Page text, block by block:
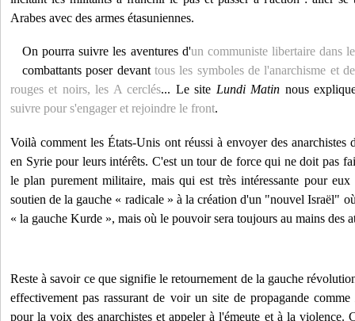
Arabes avec des armes étasuniennes.
On pourra suivre les aventures d'un communiste libertaire dans
combattants poser devant tous les symboles de l'anarchisme et
rouges et noirs, les A cerclés... Le site Lundi Matin nous
suivre pour s'engager et rejoindre le front.
Voilà comment les États-Unis ont réussi à envoyer des anarchistes
en Syrie pour leurs intérêts. C'est un tour de force qui ne doit pas
le plan purement militaire, mais qui est très intéressante pour
soutien de la gauche « radicale » à la création d'un "nouvel Israël"
« la gauche Kurde », mais où le pouvoir sera toujours au mains des
Reste à savoir ce que signifie le retournement de la gauche
effectivement pas rassurant de voir un site de propagande comme
pour la voix des anarchistes et appeler à l'émeute et à la violence.